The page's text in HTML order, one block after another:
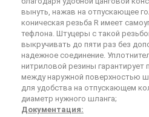
вынуть, нажав на отпускающее
коническая резьба R имеет
тефлона. Штуцеры с такой
выкручивать до пяти раз без
надежное соединение.
нитриловой резины гарантирует
между наружной поверхностью
для удобства на отпускающем
диаметр нужного шланга;
Документация: